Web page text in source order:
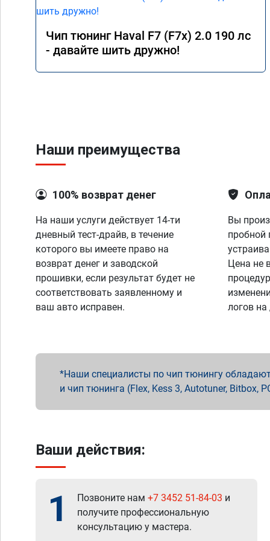
Чип тюнинг Haval F7 (F7x) 2.0 190 лс
- давайте шить дружно!
Наши преимущества
100% возврат денег
На наши услуги действует 14-ти
дневный тест-драйв, в течение
которого вы имеете право на
возврат денег и заводской
прошивки, если результат будет не
соответствовать заявленному и
ваш авто исправен.
Вы
пробной
Цена не
логов на
Наши специалисты по чип тюнингу
и чип тюнинга (Flex, Kess 3, Autotuner, Bitbox,
Ваши действия:
1 Позвоните нам +7 3452 51-84-03 и
получите профессиональную
консультацию у мастера.